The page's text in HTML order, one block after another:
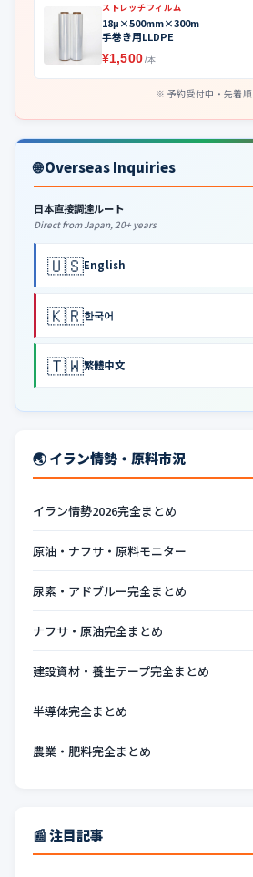
ストレッチフィルム
18μ×500mm×300m
手巻き用LLDPE
¥1,500 /本
予約受付中・先着順
🌐 Overseas Inquiries
日本直接調達ルート
Direct from Japan, 20+ years
🇺🇸English
🇰🇷한국어
🇹🇼繁體中文
🌏 イラン情勢・原料市況
イラン情勢2026完全まとめ
原油・ナフサ・原料モニター
尿素・アドブルー完全まとめ
ナフサ・原油完全まとめ
建設資材・養生テープ完全まとめ
半導体完全まとめ
農業・肥料完全まとめ
📰 注目記事